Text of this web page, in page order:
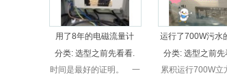
无忧售后。
无忧售后。
用了8年的电磁流量计
分类: 选型之前先看看.
时间是最好的证明。 一
运行了700W污水
分类: 选型之前先
累积运行700W立